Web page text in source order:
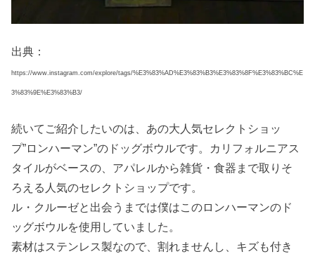
出典：
https://www.instagram.com/explore/tags/%E3%83%AD%E3%83%B3%E3%83%8F%E3%83%BC%E
3%83%9E%E3%83%B3/
続いてご紹介したいのは、あの大人気セレクトショッ
プ”ロンハーマン”のドッグボウルです。カリフォルニアス
タイルがベースの、アパレルから雑貨・食器まで取りそ
ろえる人気のセレクトショップです。
ル・クルーゼと出会うまでは僕はこのロンハーマンのド
ッグボウルを使用していました。
素材はステンレス製なので、割れませんし、キズも付き